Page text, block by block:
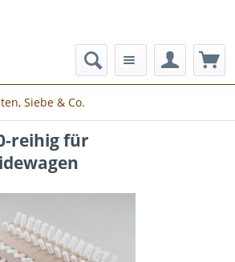
Siebe & Co.
reihig für